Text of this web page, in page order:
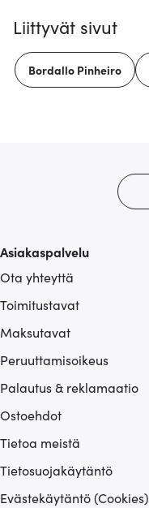
Liittyvät sivut
Bordallo Pinheiro
Asiakaspalvelu
Ota yhteyttä
Toimitustavat
Maksutavat
Peruuttamisoikeus
Palautus & reklamaatio
Ostoehdot
Tietoa meistä
Tietosuojakäytäntö
Evästekäytäntö (Cookies)